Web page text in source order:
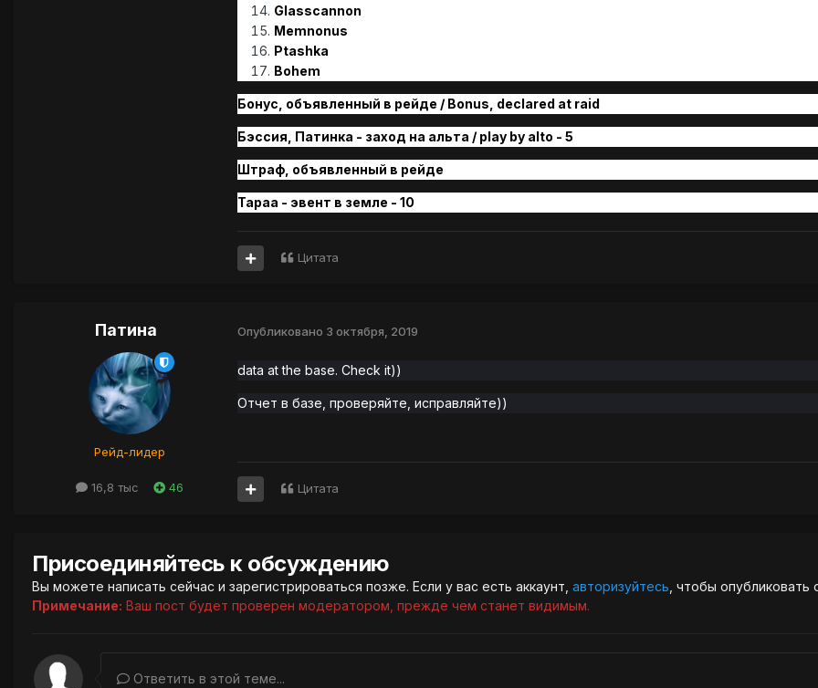
Glasscannon
Memnonus
Ptashka
Bohem
Бонус, объявленный в рейде / Bonus, declared at raid
Бэссия, Патинка - заход на альта / play by alto - 5
Штраф, объявленный в рейде
Тараа - эвент в земле - 10
Цитата
Патина
Рейд-лидер
16,8 тыс 46
Опубликовано 3 октября, 2019
data at the base. Check it))
Отчет в базе, проверяйте, исправляйте))
Цитата
Присоединяйтесь к обсуждению
Вы можете написать сейчас и зарегистрироваться позже. Если у вас есть аккаунт, авторизуйтесь , чтобы опубликовать
Примечание: Ваш пост будет проверен модератором, прежде чем станет видимым.
Ответить в этой теме...